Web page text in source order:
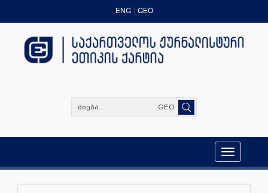
ENG GEO
GEO
Toggle
navigation